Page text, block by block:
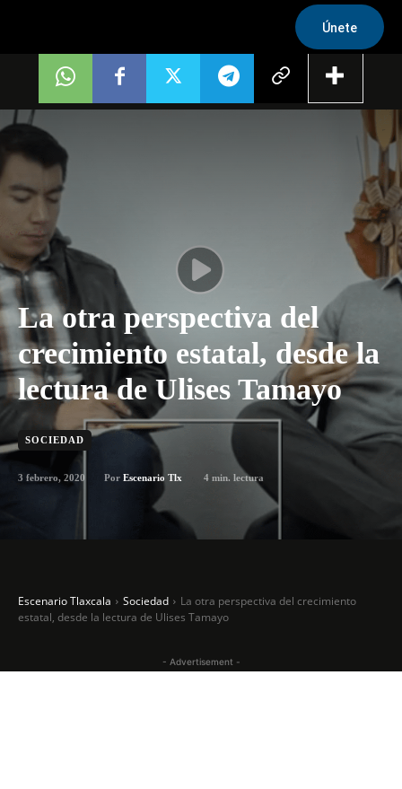
Únete
La otra perspectiva del
crecimiento estatal, desde la
lectura de Ulises Tamayo
SOCIEDAD
3 febrero, 2020 Por Escenario Tlx 4 min. lectura
Escenario Tlaxcala Sociedad
La otra perspectiva del crecimiento
estatal, desde la lectura de Ulises Tamayo
- Advertisement -